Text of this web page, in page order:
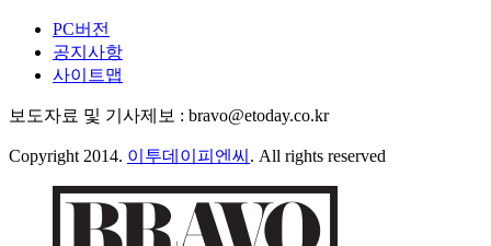
PC버전
공지사항
사이트맵
보도자료 및 기사제보 : bravo@etoday.co.kr
Copyright 2014. 이투데이피엔씨 . All rights reserved